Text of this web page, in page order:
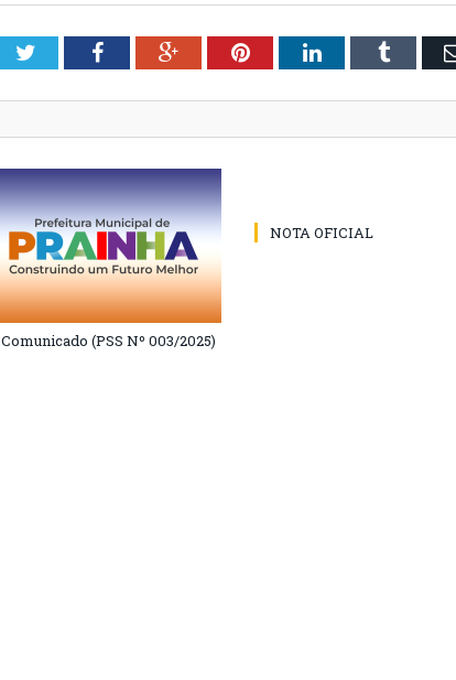
TwitterFacebookGoogle+PinterestLinkedInTumblr
Comunicado (PSS Nº 003/2025)
NOTA OFICIAL